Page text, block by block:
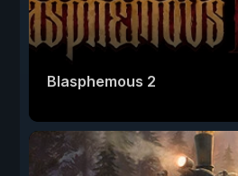
Blasphemous 2